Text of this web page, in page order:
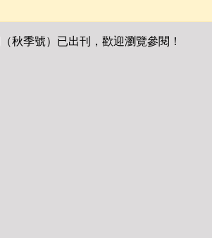
秋季號）已出刊，歡迎瀏覽參閱！